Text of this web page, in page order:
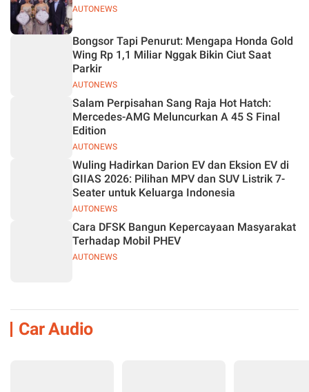
AUTONEWS
AUTONEWS
Bongsor Tapi Penurut: Mengapa Honda Gold
Wing Rp 1,1 Miliar Nggak Bikin Ciut Saat
Parkir
AUTONEWS
Salam Perpisahan Sang Raja Hot Hatch:
Mercedes-AMG Meluncurkan A 45 S Final
Edition
AUTONEWS
Wuling Hadirkan Darion EV dan Eksion EV di
GIIAS 2026: Pilihan MPV dan SUV Listrik 7-
Seater untuk Keluarga Indonesia
AUTONEWS
Cara DFSK Bangun Kepercayaan Masyarakat
Terhadap Mobil PHEV
Car Audio